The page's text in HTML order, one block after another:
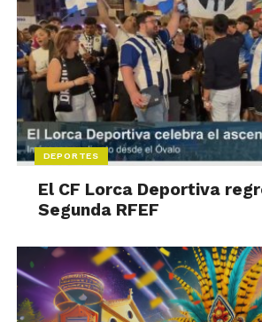
DEPORTES
El CF Lorca Deportiva
Segunda RFEF